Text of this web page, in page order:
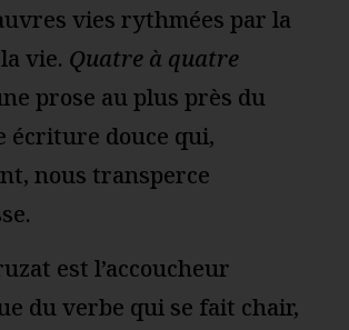
vies rythmées par la
vie. Quatre à quatre
prose au plus près du
écriture douce qui,
nous transperce
est l’accoucheur
du verbe qui se fait chair,